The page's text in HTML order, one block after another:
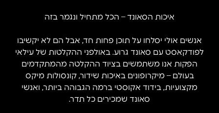
איכות הסאונד – הכל מתחיל ונגמר בזה
אנשים אולי יסלחו על תוכן פחות חד, אבל הם לא יקשיבו
לפודקאסט עם סאונד גרוע. באולפני ההקלטות של עילאי
הפקות אנו משתמשים בציוד ההקלטה מהמתקדמים
בעולם – מיקרופונים באיכות שידור, קונסולות מיקס
מקצועיות, בידוד אקוסטי ברמה הגבוהה ביותר, ואנשי
סאונד שמכירים כל תדר.